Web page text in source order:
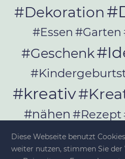
#Dekoration
#Essen #Garten
#Geschenk
#kreativ
#nähen #Rezept
#Rezepte
Diese Webseite benutzt
weiter nutzen, stimmen Sie